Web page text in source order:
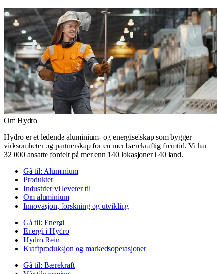
Om Hydro
Hydro er et ledende aluminium- og energiselskap som bygger
virksomheter og partnerskap for en mer bærekraftig fremtid. Vi har
32 000 ansatte fordelt på mer enn 140 lokasjoner i 40 land.
Gå til: Aluminium
Produkter
Industrier vi leverer til
Om aluminium
Innovasjon, forskning og utvikling
Gå til: Energi
Energi i Hydro
Hydro Rein
Kraftproduksjon og markedsoperasjoner
Gå til: Bærekraft